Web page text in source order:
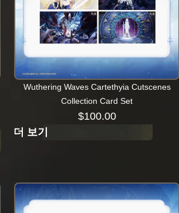
Wuthering Waves Cartethyia Cutscenes
Collection Card Set
$100.00
더 보기